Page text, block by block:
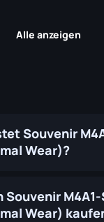
Alle anzeigen
Souvenir
Wear)?
Souvenir
Wear)